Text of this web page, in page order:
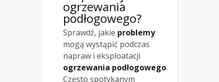
ogrzewania
podłogowego?
Sprawdź, jakie problemy
mogą wystąpić podczas
napraw i eksploatacji
ogrzewania podłogowego.
Często spotykanym